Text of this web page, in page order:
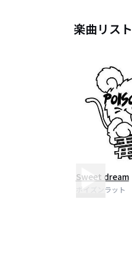
楽曲リスト
Sweet dream
ポイズンラット